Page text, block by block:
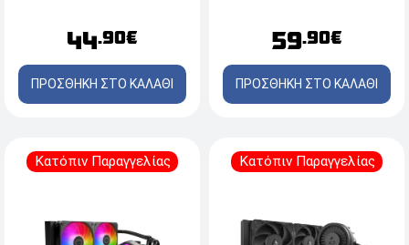
44.90€
ΠΡΟΣΘΗΚΗ ΣΤΟ ΚΑΛΑΘΙ
- AM5/AM4
59.90€
ΠΡΟΣΘΗΚΗ ΣΤΟ ΚΑΛΑΘΙ
Κατόπιν Παραγγελίας Κατόπιν Παραγγελίας